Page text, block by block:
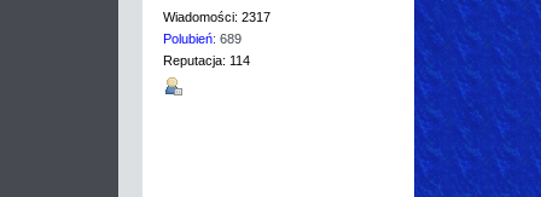
Wiadomości: 2317
Polubień: 689
Reputacja: 114